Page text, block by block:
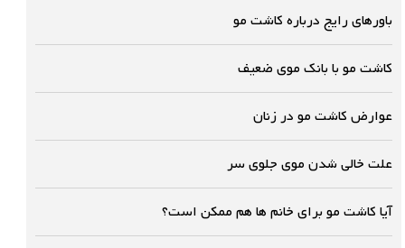
باورهای رایج درباره کاشت مو
کاشت مو با بانک موی ضعیف
عوارض کاشت مو در زنان
علت خالی شدن موی جلوی سر
آیا کاشت مو برای خانم ها هم ممکن است؟